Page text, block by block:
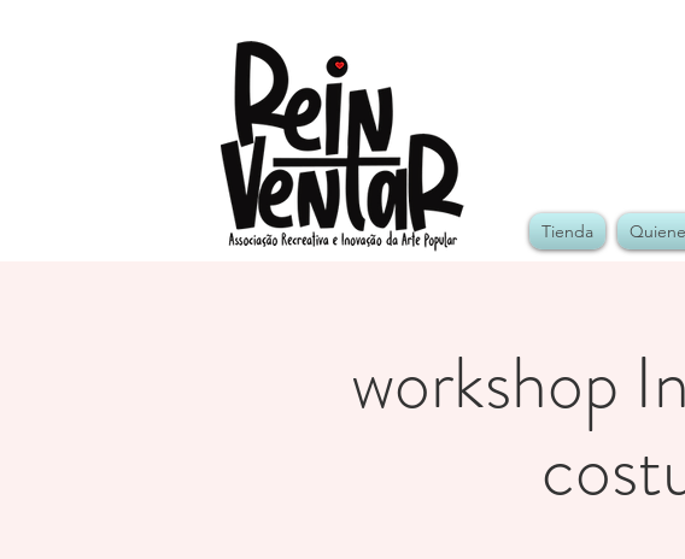
Tienda
workshop